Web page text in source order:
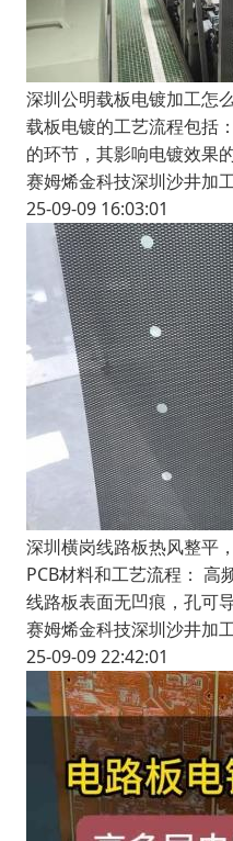
深圳公明载板电镀加工怎
载板电镀的工艺流程包括
的环节，其影响电镀效果
赛姆烯金科技深圳沙井加
25-09-09 16:03:01
深圳横岗线路板热风整平
PCB材料和工艺流程： 高
线路板表面无凹痕，孔可
赛姆烯金科技深圳沙井加
25-09-09 22:42:01